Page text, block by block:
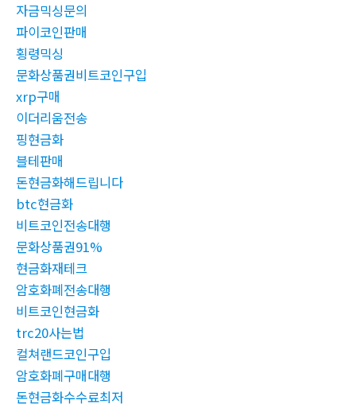
자금믹싱문의
파이코인판매
횡령믹싱
문화상품권비트코인구입
xrp구매
이더리움전송
핑현금화
블테판매
돈현금화해드립니다
btc현금화
비트코인전송대행
문화상품권91%
현금화재테크
암호화폐전송대행
비트코인현금화
trc20사는법
컬쳐랜드코인구입
암호화폐구매대행
돈현금화수수료최저